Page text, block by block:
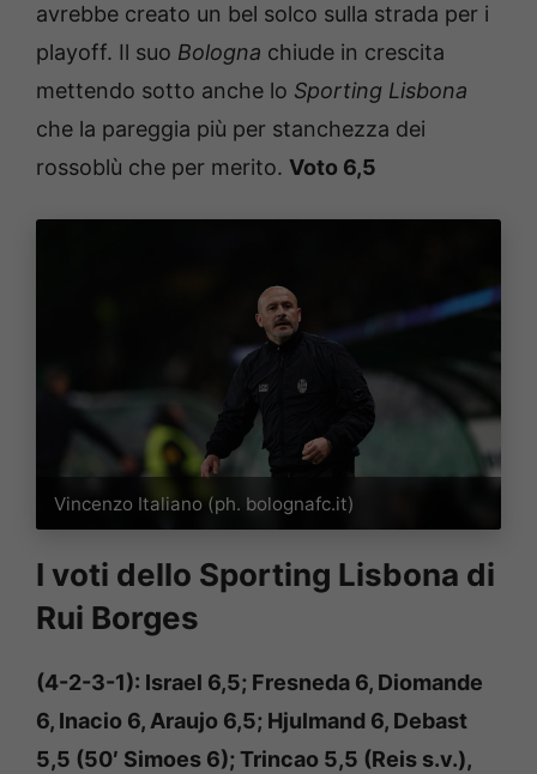
avrebbe creato un bel solco sulla strada per i
playoff. Il suo Bologna chiude in crescita
mettendo sotto anche lo Sporting Lisbona
che la pareggia più per stanchezza dei
rossoblù che per merito. Voto 6,5
Vincenzo Italiano (ph. bolognafc.it)
I voti dello Sporting Lisbona di
Rui Borges
(4-2-3-1): Israel 6,5; Fresneda 6, Diomande
6, Inacio 6, Araujo 6,5; Hjulmand 6, Debast
5,5 (50′ Simoes 6); Trincao 5,5 (Reis s.v.),